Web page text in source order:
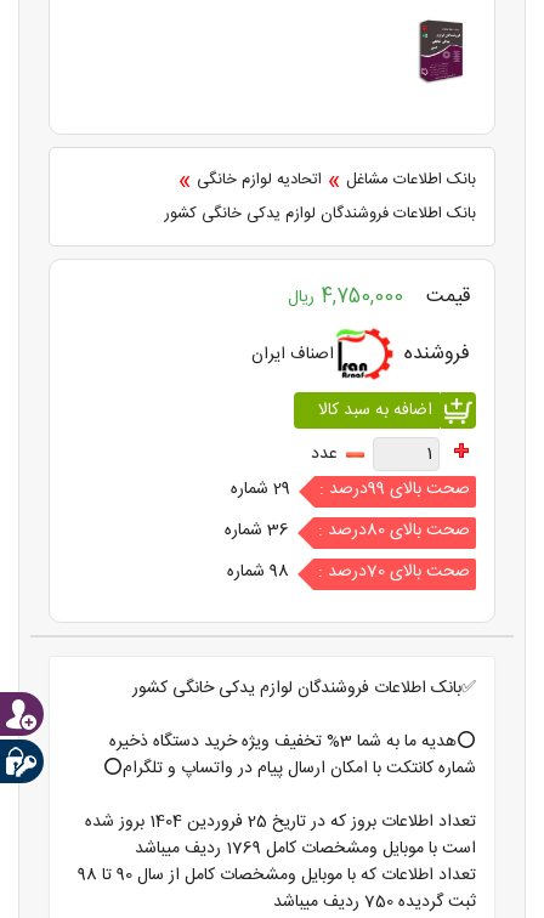
بانک اطلاعات مشاغل » اتحادیه لوازم خانگی »
بانک اطلاعات فروشندگان لوازم یدکی خانگی کشور
قیمت 4,750,000 ریال
فروشنده اصناف ایران
عدد
صحت بالای 99درصد :
29 شماره
صحت بالای 80درصد :
36 شماره
صحت بالای 70درصد :
98 شماره
✅بانک اطلاعات فروشندگان لوازم یدکی خانگی کشور
⭕️هدیه ما به شما 3% تخفیف ویژه خرید دستگاه ذخیره
شماره کانتکت با امکان ارسال پیام در واتساپ و تلگرام⭕️
تعداد اطلاعات بروز که در تاریخ 25 فروردین 1404 بروز شده
است با موبایل ومشخصات کامل 1769 ردیف میباشد
تعداد اطلاعات که با موبایل ومشخصات کامل از سال 90 تا 98
ثبت گردیده 750 ردیف میباشد